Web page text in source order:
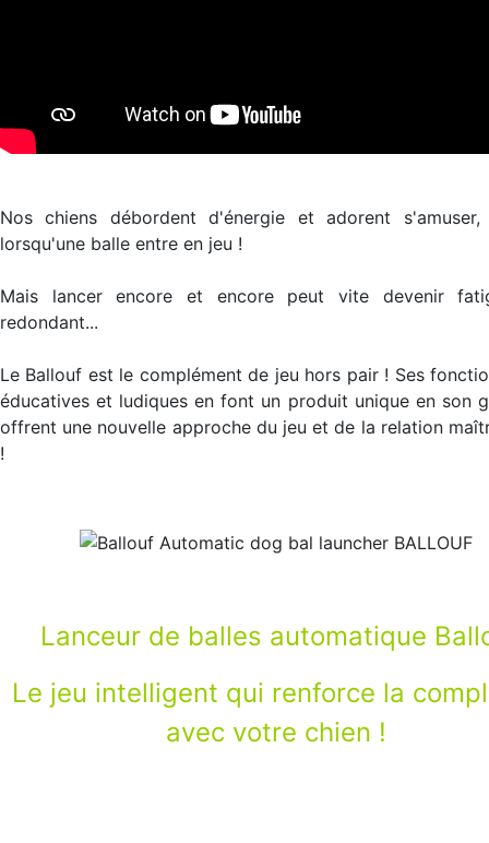
Nos chiens débordent d'énergie et adorent s'amuser,
lorsqu'une balle entre en jeu !
Mais lancer encore et encore peut vite devenir
redondant...
Le Ballouf est le complément de jeu hors pair ! Ses
éducatives et ludiques en font un produit unique en son
offrent une nouvelle approche du jeu et de la relation
!
Lanceur de balles automatique
Le jeu intelligent qui renforce la
avec votre chien !